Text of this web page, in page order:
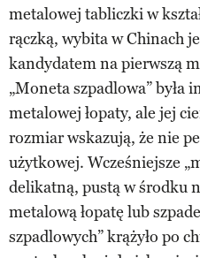
metalowej tabliczki w
rączką, wybita w Chinach
kandydatem na pierwszą
„Moneta szpadlowa” była
metalowej łopaty, ale jej
rozmiar wskazują, że nie
użytkowej. Wcześniejsze
delikatną, pustą w środku
metalową łopatę lub
szpadlowych” krążyło po